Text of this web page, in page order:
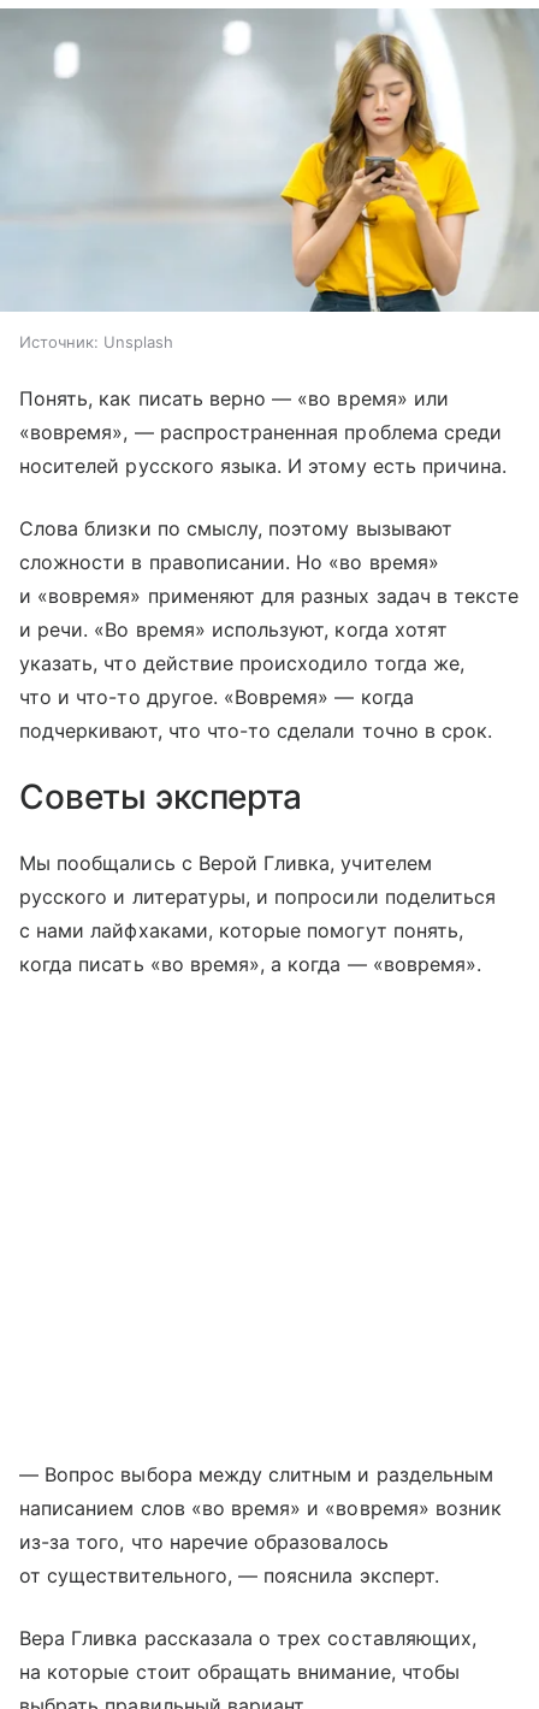
Источник: Unsplash
Понять, как писать верно — «во время» или
«вовремя», — распространенная проблема среди
носителей русского языка. И этому есть причина.
Слова близки по смыслу, поэтому вызывают
сложности в правописании. Но «во время»
и «вовремя» применяют для разных задач в тексте
и речи. «Во время» используют, когда хотят
указать, что действие происходило тогда же,
что и что-то другое. «Вовремя» — когда
подчеркивают, что что-то сделали точно в срок.
Советы эксперта
Мы пообщались с Верой Гливка, учителем
русского и литературы, и попросили поделиться
с нами лайфхаками, которые помогут понять,
когда писать «во время», а когда — «вовремя».
— Вопрос выбора между слитным и раздельным
написанием слов «во время» и «вовремя» возник
из-за того, что наречие образовалось
от существительного, — пояснила эксперт.
Вера Гливка рассказала о трех составляющих,
на которые стоит обращать внимание, чтобы